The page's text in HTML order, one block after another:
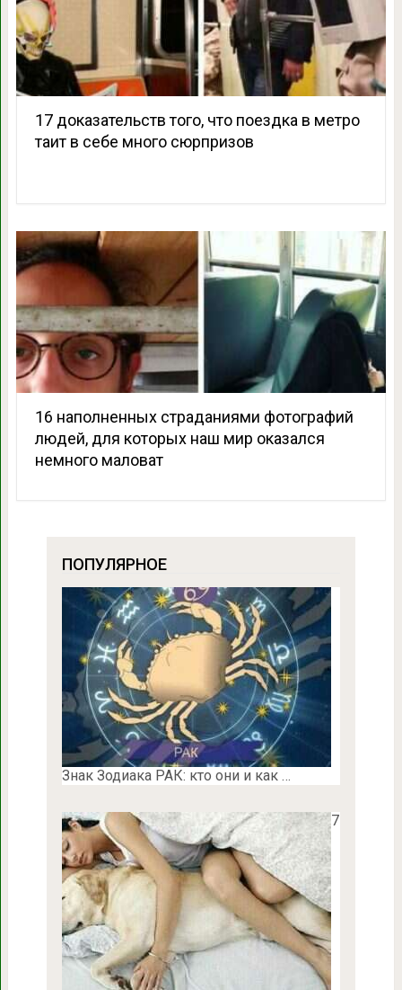
17 доказательств того, что поездка в метро
таит в себе много сюрпризов
16 наполненных страданиями фотографий
людей, для которых наш мир оказался
немного маловат
ПОПУЛЯРНОЕ
Знак Зодиака РАК: кто они и как …
7